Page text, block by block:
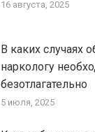
16 августа, 2025
В каких случаях
наркологу
безотлагательно
5 июля, 2025